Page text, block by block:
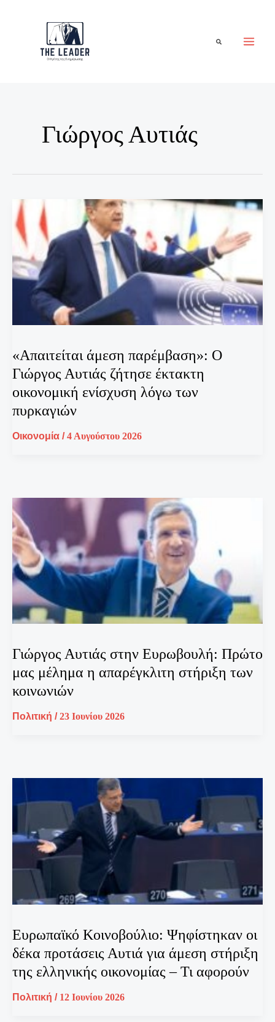
Αναζήτηση
Γιώργος Αυτιάς
«Απαιτείται άμεση παρέμβαση»: Ο
Γιώργος Αυτιάς ζήτησε έκτακτη
οικονομική ενίσχυση λόγω των
πυρκαγιών
Οικονομία /4 Αυγούστου 2026
Γιώργος Αυτιάς στην Ευρωβουλή: Πρώτο
μας μέλημα η απαρέγκλιτη στήριξη των
κοινωνιών
Πολιτική /23 Ιουνίου 2026
Ευρωπαϊκό Κοινοβούλιο: Ψηφίστηκαν οι
δέκα προτάσεις Αυτιά για άμεση στήριξη
της ελληνικής οικονομίας – Τι αφορούν
Πολιτική / 12 Ιουνίου 2026